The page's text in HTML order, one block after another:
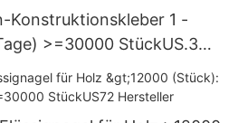
Konstruktionskleber 1 -
>=30000 StückUS.3